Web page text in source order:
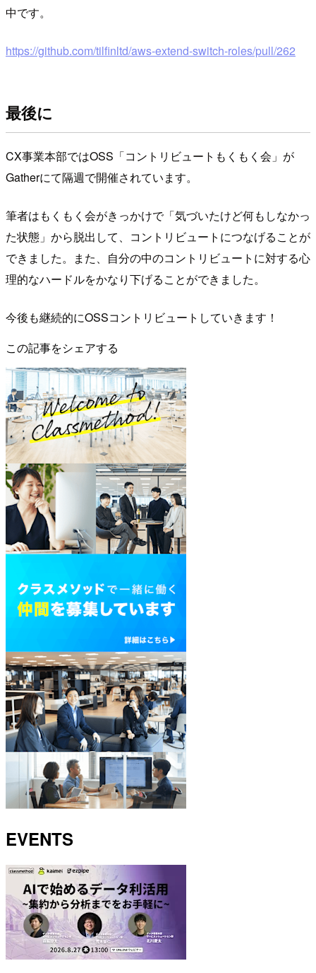
中です。
https://github.com/tilfinltd/aws-extend-switch-roles/pull/262
最後に
CX事業本部ではOSS「コントリビュートもくもく会」が
Gatherにて隔週で開催されています。
筆者はもくもく会がきっかけで「気づいたけど何もしなかっ
た状態」から脱出して、コントリビュートにつなげることが
できました。また、自分の中のコントリビュートに対する心
理的なハードルをかなり下げることができました。
今後も継続的にOSSコントリビュートしていきます！
この記事をシェアする
EVENTS